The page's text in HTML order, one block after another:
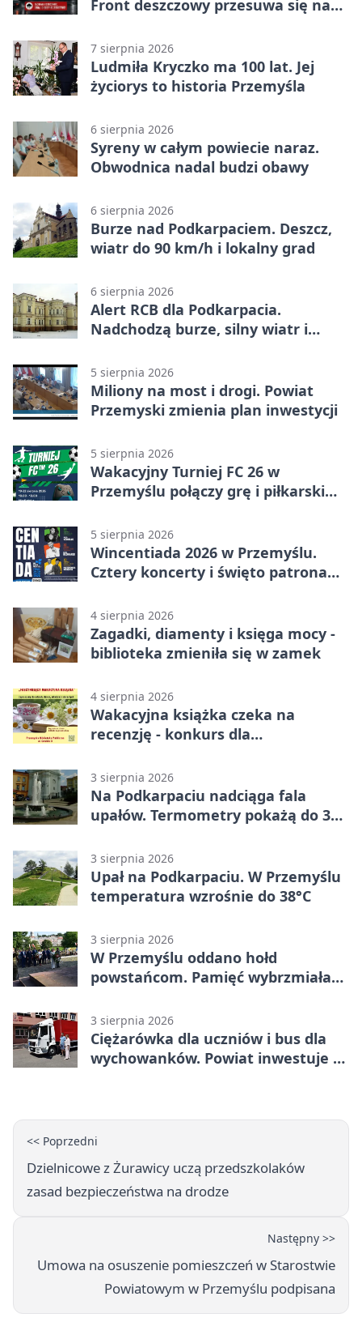
Front deszczowy przesuwa się na
7 sierpnia 2026
Ludmiła Kryczko ma 100 lat. Jej
życiorys to historia Przemyśla
6 sierpnia 2026
Syreny w całym powiecie naraz.
Obwodnica nadal budzi obawy
6 sierpnia 2026
Burze nad Podkarpaciem. Deszcz,
wiatr do 90 km/h i lokalny grad
6 sierpnia 2026
Alert RCB dla Podkarpacia.
Nadchodzą burze, silny wiatr i
5 sierpnia 2026
Miliony na most i drogi. Powiat
Przemyski zmienia plan inwestycji
5 sierpnia 2026
Wakacyjny Turniej FC 26 w
Przemyślu połączy grę i piłkarski
5 sierpnia 2026
Wincentiada 2026 w Przemyślu.
Cztery koncerty i święto patrona
4 sierpnia 2026
Zagadki, diamenty i księga mocy -
biblioteka zmieniła się w zamek
4 sierpnia 2026
Wakacyjna książka czeka na
recenzję - konkurs dla
3 sierpnia 2026
Na Podkarpaciu nadciąga fala
upałów. Termometry pokażą do 36
3 sierpnia 2026
Upał na Podkarpaciu. W Przemyślu
temperatura wzrośnie do 38°C
3 sierpnia 2026
W Przemyślu oddano hołd
powstańcom. Pamięć wybrzmiała
3 sierpnia 2026
Ciężarówka dla uczniów i bus dla
wychowanków. Powiat inwestuje w
<< Poprzedni
Dzielnicowe z Żurawicy uczą przedszkolaków
zasad bezpieczeństwa na drodze
Następny >>
Umowa na osuszenie pomieszczeń w Starostwie
Powiatowym w Przemyślu podpisana